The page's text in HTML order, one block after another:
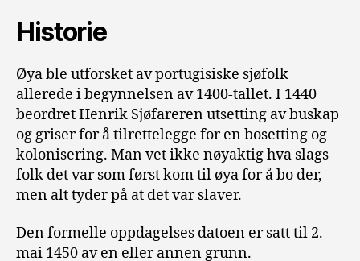
Historie
Øya ble utforsket av portugisiske sjøfolk
allerede i begynnelsen av 1400-tallet. I 1440
beordret Henrik Sjøfareren utsetting av buskap
og griser for å tilrettelegge for en bosetting og
kolonisering. Man vet ikke nøyaktig hva slags
folk det var som først kom til øya for å bo der,
men alt tyder på at det var slaver.
Den formelle oppdagelses datoen er satt til 2.
mai 1450 av en eller annen grunn.